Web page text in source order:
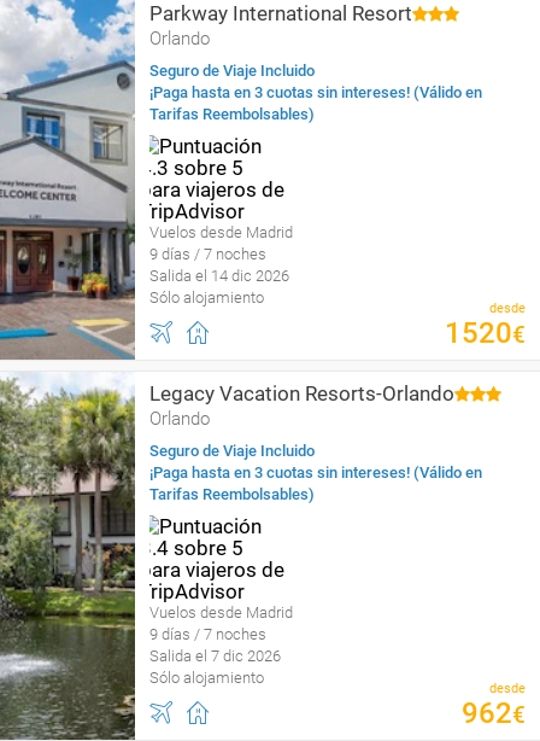
Parkway International Resort
Orlando
Seguro de Viaje Incluido
¡Paga hasta en 3 cuotas sin intereses! (Válido en
Tarifas Reembolsables)
Vuelos desde Madrid
9 días / 7 noches
Salida el 14 dic 2026
Sólo alojamiento
desde
1520€
Legacy Vacation Resorts-Orlando
Orlando
Seguro de Viaje Incluido
¡Paga hasta en 3 cuotas sin intereses! (Válido en
Tarifas Reembolsables)
Vuelos desde Madrid
9 días / 7 noches
Salida el 7 dic 2026
Sólo alojamiento
desde
962€